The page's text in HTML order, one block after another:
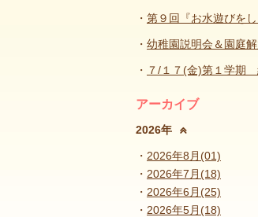
第９回『お水遊びをし
幼稚園説明会＆園庭
７/１７(金)第１学期
アーカイブ
2026年
2026年8月(01)
2026年7月(18)
2026年6月(25)
2026年5月(18)